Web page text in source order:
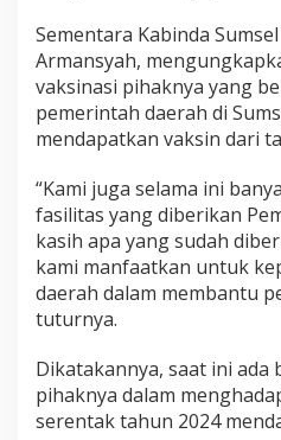
Sementara Kabinda
Armansyah,
vaksinasi pihaknya yang
pemerintah daerah di
mendapatkan vaksin dari
“Kami juga selama ini
fasilitas yang diberikan
kasih apa yang sudah
kami manfaatkan untuk
daerah dalam membantu
tuturnya.
Dikatakannya, saat ini
pihaknya dalam
serentak tahun 2024